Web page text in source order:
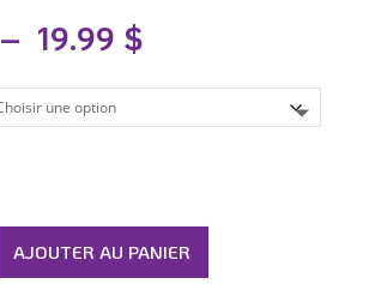
– 19.99 $Plage
prix :
à
AJOUTER AU PANIER